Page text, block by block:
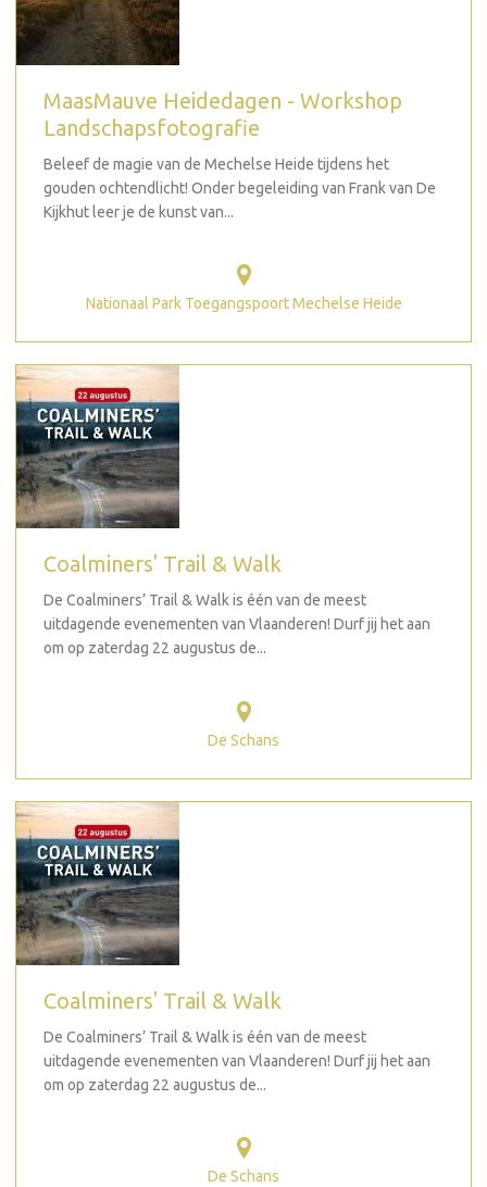
MaasMauve Heidedagen - Workshop
Landschapsfotografie
Beleef de magie van de Mechelse Heide tijdens het
gouden ochtendlicht! Onder begeleiding van Frank van De
Kijkhut leer je de kunst van...
Nationaal Park Toegangspoort Mechelse Heide
Coalminers' Trail & Walk
De Coalminers’ Trail & Walk is één van de meest
uitdagende evenementen van Vlaanderen! Durf jij het aan
om op zaterdag 22 augustus de...
De Schans
Coalminers' Trail & Walk
De Coalminers’ Trail & Walk is één van de meest
uitdagende evenementen van Vlaanderen! Durf jij het aan
om op zaterdag 22 augustus de...
De Schans